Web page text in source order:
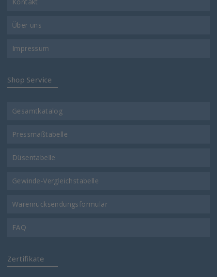
Über uns
Impressum
Shop Service
Gesamtkatalog
Pressmaßtabelle
Düsentabelle
Gewinde-Vergleichstabelle
Warenrücksendungsformular
FAQ
Zertifikate